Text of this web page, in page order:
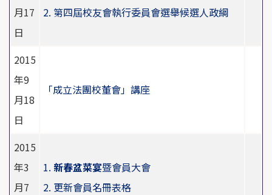
月17
日
2. 第四屆校友會執行委員會選舉候選人政綱
2015
年9
月18
日
「成立法團校董會」講座
2015
年3
月7
1. 新春盆菜宴暨會員大會
2. 更新會員名冊表格